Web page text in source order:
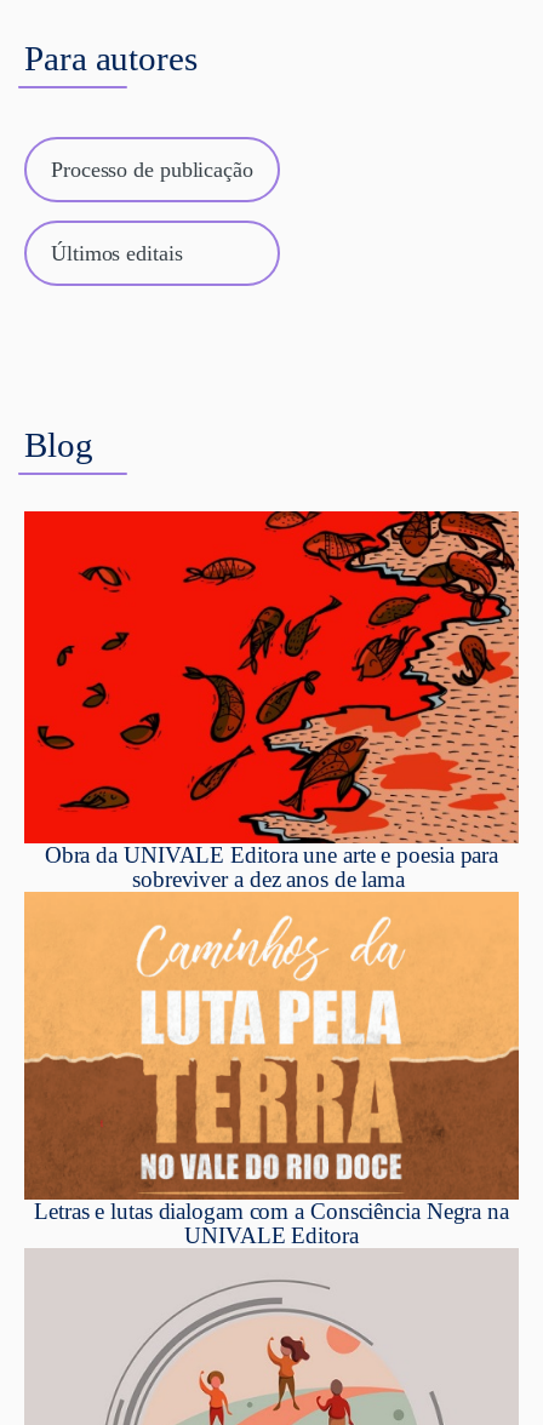
Para autores
Processo de publicação
Últimos editais
Blog
Obra da UNIVALE Editora une arte e poesia para
sobreviver a dez anos de lama
Letras e lutas dialogam com a Consciência Negra na
UNIVALE Editora